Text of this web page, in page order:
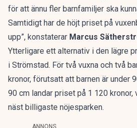
för att ännu fler barnfamiljer ska
Samtidigt har de höjt priset på
upp”, konstaterar Marcus
Ytterligare ett alternativ i den lägre
i Strömstad. För två vuxna och två
kronor, förutsatt att barnen är under
90 cm landar priset på 1 120
näst billigaste nöjesparken.
ANNONS